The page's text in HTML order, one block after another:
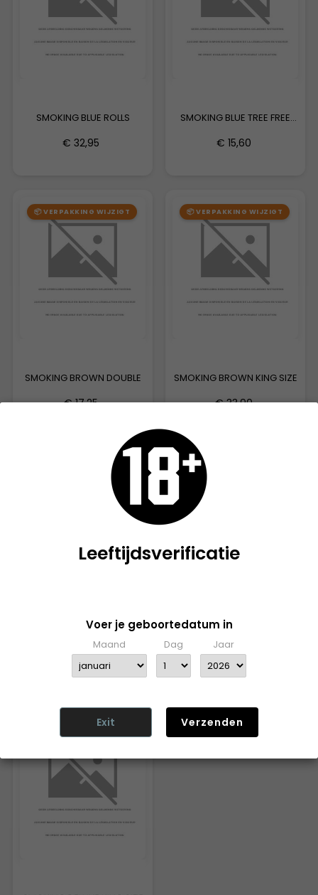
SMOKING BLUE ROLLS
€ 32,95
SMOKING BLUE TREE FREE
€ 15,60
📦 VERPAKKING WIJZIGT
SMOKING BROWN DOUBLE
€ 17,25
📦 VERPAKKING WIJZIGT
SMOKING BROWN KING SIZE
€ 33,90
🇧🇪 UIT DE BELGISCHE
SMOKING BROWN KING SIZE
TIPS
€ 36,10
🇧🇪 UIT DE BELGISCHE
SMOKING BROWN ROLLS
TIPS
€ 36,25
Leeftijdsverificatie
Voer je geboortedatum in
Maand Dag Jaar
Exit Verzenden